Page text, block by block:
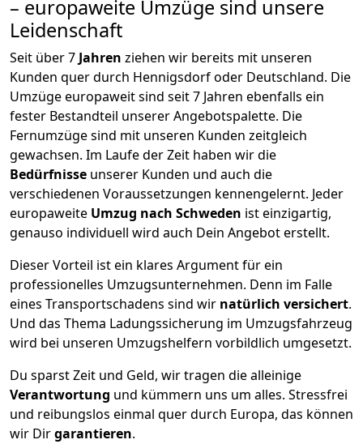
– europaweite Umzüge sind unsere
Leidenschaft
Seit über7 Jahren ziehen wir bereits mit unseren
Kunden quer durch Hennigsdorfoder Deutschland. Die
Umzüge europaweit sind seit7 Jahren ebenfalls ein
fester Bestandteil unserer Angebotspalette. Die
Fernumzüge sind mit unseren Kunden zeitgleich
gewachsen. Im Laufe der Zeit haben wir die
Bedürfnisse unserer Kunden und auch die
verschiedenen Voraussetzungen kennengelernt. Jeder
europaweite Umzug nach Schweden ist einzigartig,
genauso individuell wird auch Dein Angebot erstellt.
Dieser Vorteil ist ein klares Argument für ein
professionelles Umzugsunternehmen. Denn im Falle
eines Transportschadens sind wir natürlich versichert.
Und das Thema Ladungssicherung im Umzugsfahrzeug
wird bei unseren Umzugshelfern vorbildlich umgesetzt.
Du sparst Zeit und Geld, wir tragen die alleinige
Verantwortung und kümmern uns um alles. Stressfrei
und reibungslos einmal quer durch Europa, das können
wir Dirgarantieren.